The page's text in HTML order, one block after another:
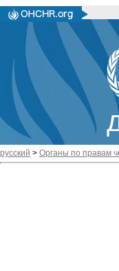
русский > Органы по правам